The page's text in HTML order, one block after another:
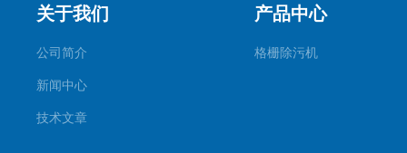
关于我们
公司简介
新闻中心
技术文章
产品中心
格栅除污机